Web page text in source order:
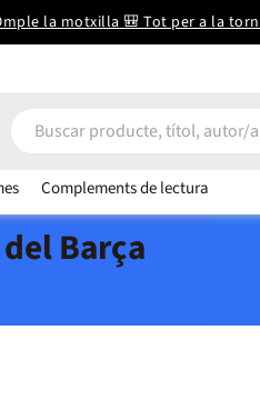
la motxilla 🎒 Tot per a la
Complements de lectura
Barça